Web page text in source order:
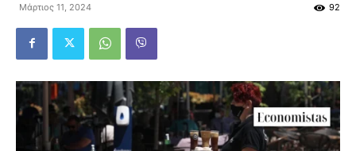
Μάρτιος 11, 2024 92